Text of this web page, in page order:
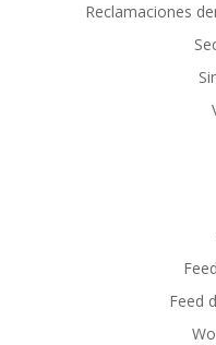
Reclamaciones
Feed